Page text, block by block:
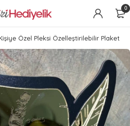
0
Özel Pleksi Özelleştirilebilir Plaket